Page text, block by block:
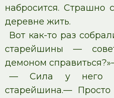
набросится. Страшно
деревне жить.
Вот как-то раз
старейшины —
демоном
— Сила у него
старейшина.—